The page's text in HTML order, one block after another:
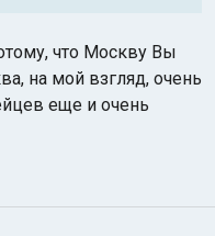
что Москву Вы
на мой взгляд, очень
еще и очень